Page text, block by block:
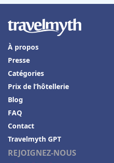
Hôtels aux Baux-de-Provence
Hôtels à Ramara
Hôtels dans la Drome
Hôtels à Rocamadour
Hôtels à Ramatuelle
Hôtels à Châtenay-Malabry
Hôtels à Grigny
Hôtels à Avallon
REJOIGNEZ-NOUS
À propos
Presse
Catégories
Prix de l’hôtellerie
Blog
FAQ
Contact
Travelmyth GPT